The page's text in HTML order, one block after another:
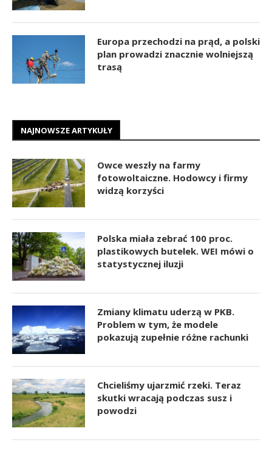
Europa przechodzi na prąd, a polski
plan prowadzi znacznie wolniejszą
trasą
NAJNOWSZE ARTYKUŁY
Owce weszły na farmy
fotowoltaiczne. Hodowcy i firmy
widzą korzyści
Polska miała zebrać 100 proc.
plastikowych butelek. WEI mówi o
statystycznej iluzji
Zmiany klimatu uderzą w PKB.
Problem w tym, że modele
pokazują zupełnie różne rachunki
Chcieliśmy ujarzmić rzeki. Teraz
skutki wracają podczas susz i
powodzi